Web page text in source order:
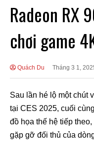
Radeon RX
chơi game
Quách Du Tháng 3 1,
Sau lần hé lộ một chút
tại CES 2025, cuối
đồ họa thế hệ tiếp
gặp gỡ đối thủ của